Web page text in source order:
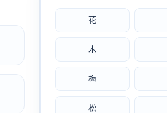
花
木
梅
松